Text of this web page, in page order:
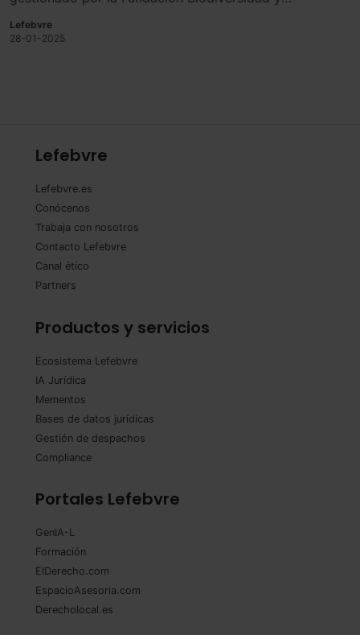
Lefebvre
28-01-2025
Lefebvre
Lefebvre.es
Conócenos
Trabaja con nosotros
Contacto Lefebvre
Canal ético
Partners
Productos y servicios
Ecosistema Lefebvre
IA Jurídica
Mementos
Bases de datos jurídicas
Gestión de despachos
Compliance
Portales Lefebvre
GenIA-L
Formación
ElDerecho.com
EspacioAsesoria.com
Derecholocal.es